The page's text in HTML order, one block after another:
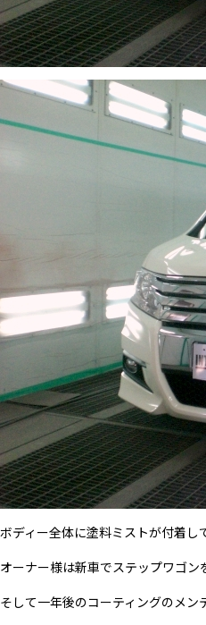
ボディー全体に塗料ミストが付着し
オーナー様は新車でステップワゴン
そして一年後のコーティングのメン